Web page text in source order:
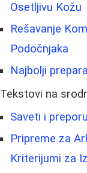
Osetljivu Kožu
Rešavanje
Podočnjaka
Najbolji
Tekstovi na
Saveti i
Pripreme za
Kriterijumi za